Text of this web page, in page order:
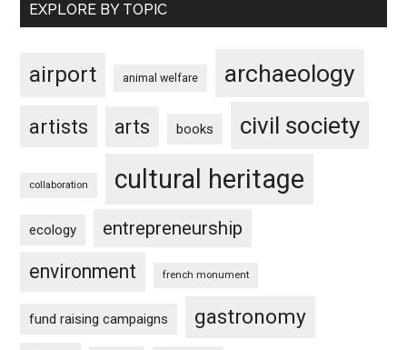
EXPLORE BY TOPIC
airport animal welfare archaeology
artists arts books civil society
collaboration cultural heritage
ecology entrepreneurship
environment french monument
fund raising campaigns gastronomy